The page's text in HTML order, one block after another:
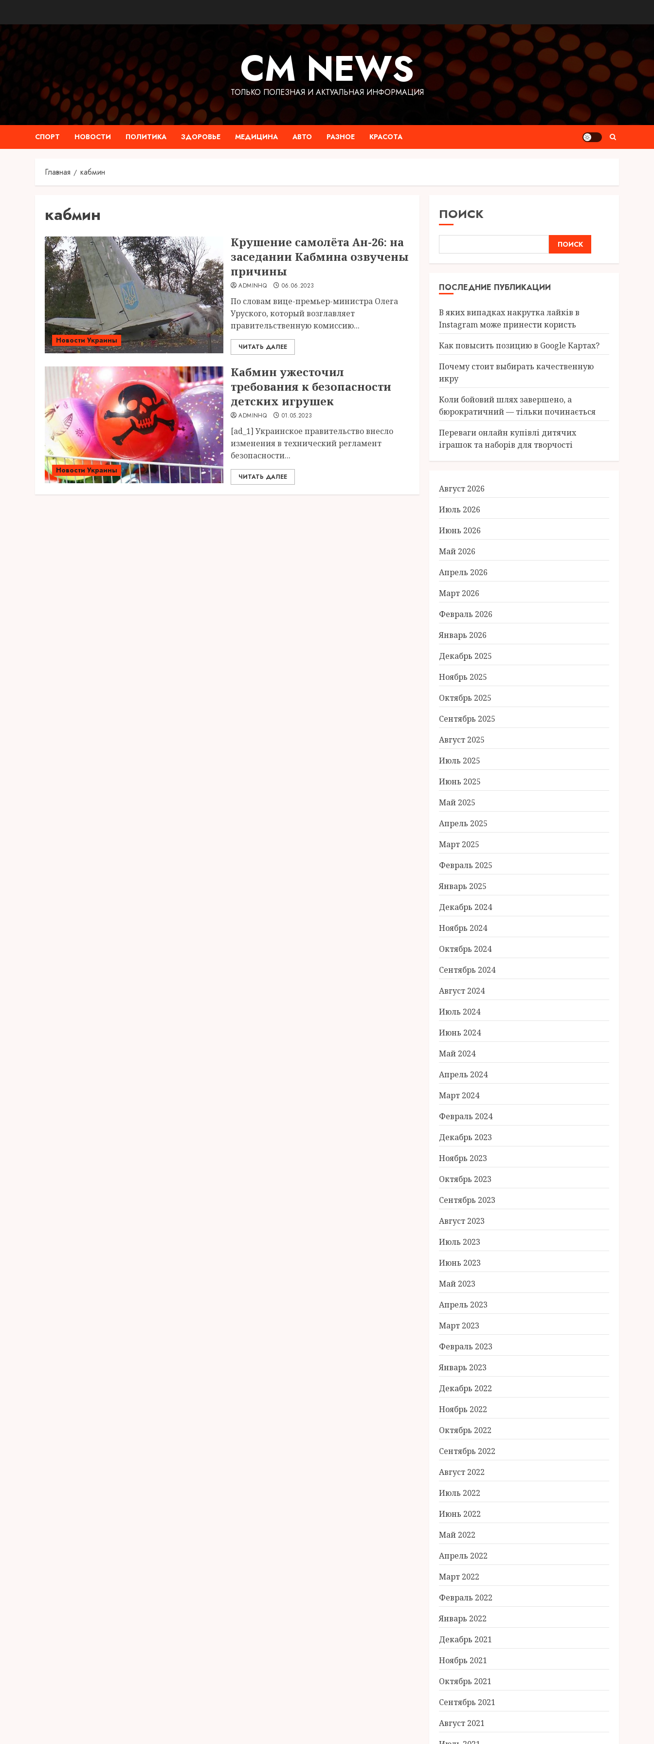
содержимому
CM NEWS
ТОЛЬКО ПОЛЕЗНАЯ И АКТУАЛЬНАЯ ИНФОРМАЦИЯ
СПОРТ НОВОСТИ ПОЛИТИКА ЗДОРОВЬЕ МЕДИЦИНА АВТО РАЗНОЕ КРАСОТА
Главная кабмин
кабмин
Новости Украины
Крушение самолёта Ан-26: на
заседании Кабмина озвучены
причины
ADMINHQ 06.06.2023
По словам вице-премьер-министра Олега
Уруского, который возглавляет
правительственную комиссию...
ЧИТАТЬ ДАЛЕЕ
Новости Украины
Кабмин ужесточил
требования к безопасности
детских игрушек
ADMINHQ 01.05.2023
[ad_1] Украинское правительство внесло
изменения в технический регламент
безопасности...
ЧИТАТЬ ДАЛЕЕ
ПОИСК
ПОИСК
ПОСЛЕДНИЕ ПУБЛИКАЦИИ
В яких випадках накрутка лайків в
Instagram може принести користь
Как повысить позицию в Google Картах?
Почему стоит выбирать качественную
икру
Коли бойовий шлях завершено, а
бюрократичний — тільки починається
Переваги онлайн купівлі дитячих
іграшок та наборів для творчості
Август 2026
Июль 2026
Июнь 2026
Май 2026
Апрель 2026
Март 2026
Февраль 2026
Январь 2026
Декабрь 2025
Ноябрь 2025
Октябрь 2025
Сентябрь 2025
Август 2025
Июль 2025
Июнь 2025
Май 2025
Апрель 2025
Март 2025
Февраль 2025
Январь 2025
Декабрь 2024
Ноябрь 2024
Октябрь 2024
Сентябрь 2024
Август 2024
Июль 2024
Июнь 2024
Май 2024
Апрель 2024
Март 2024
Февраль 2024
Декабрь 2023
Ноябрь 2023
Октябрь 2023
Сентябрь 2023
Август 2023
Июль 2023
Июнь 2023
Май 2023
Апрель 2023
Март 2023
Февраль 2023
Январь 2023
Декабрь 2022
Ноябрь 2022
Октябрь 2022
Сентябрь 2022
Август 2022
Июль 2022
Июнь 2022
Май 2022
Апрель 2022
Март 2022
Февраль 2022
Январь 2022
Декабрь 2021
Ноябрь 2021
Октябрь 2021
Сентябрь 2021
Август 2021